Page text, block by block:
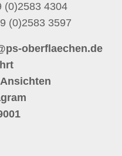
(0)2583 4304
(0)2583 3597
oberflaechen.de
Ansichten